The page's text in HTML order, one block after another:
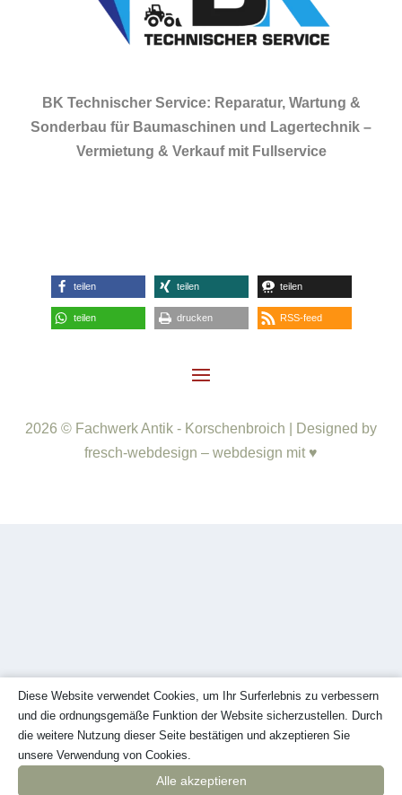
BK Technischer Service: Reparatur, Wartung &
Sonderbau für Baumaschinen und Lagertechnik –
Vermietung & Verkauf mit Fullservice
teilen teilen teilen
teilen drucken RSS-feed
2026 © Fachwerk Antik - Korschenbroich | Designed by
fresch-webdesign – webdesign mit ♥
Diese Website verwendet Cookies, um Ihr Surferlebnis zu verbessern
und die ordnungsgemäße Funktion der Website sicherzustellen. Durch
die weitere Nutzung dieser Seite bestätigen und akzeptieren Sie
unsere Verwendung von Cookies.
Alle akzeptieren